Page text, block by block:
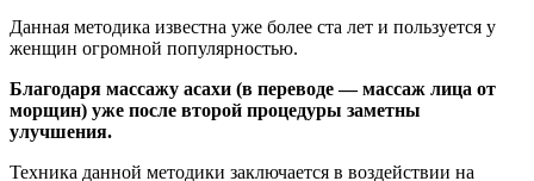
Данная методика известна уже более ста лет и пользуется у
женщин огромной популярностью.
Благодаря массажу асахи (в переводе — массаж лица от
морщин) уже после второй процедуры заметны
улучшения.
Техника данной методики заключается в воздействии на